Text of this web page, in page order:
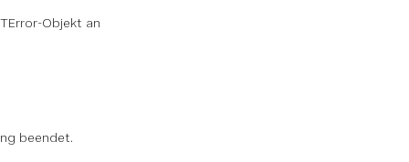
Objekt an
beendet.